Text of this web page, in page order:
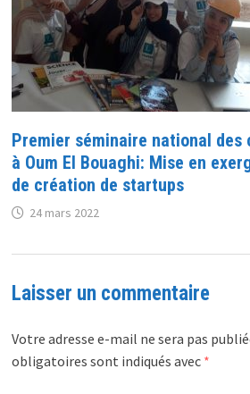
Premier séminaire national
à Oum El Bouaghi: Mise en
de création de startups
24 mars 2022
Laisser un commentaire
Votre adresse e-mail ne sera pas
obligatoires sont indiqués avec *